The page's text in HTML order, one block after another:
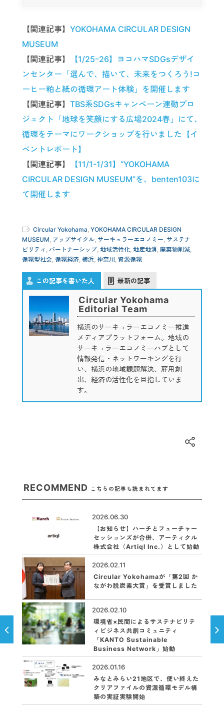
【関連記事】 YOKOHAMA CIRCULAR DESIGN
MUSEUM
【関連記事】
【1/25ｰ26】ヨコハマSDGsデザイ
ンセンター「選んで、描いて、未来をつくろう!コ
ーヒー粕と紙の循環アート体験」を開催します
【関連記事】 TBS系SDGsキャンペーン連動プロ
ジェクト「地球を笑顔にする広場2024春」にて、
循環をテーマにワークショップを行いました【イ
ベントレポート】
【関連記事】
【11/1-1/31】”YOKOHAMA
CIRCULAR DESIGN MUSEUM”を、benten103に
て開催します
Circular Yokohama, YOKOHAMA CIRCULAR DESIGN
MUSEUM, アップサイクル, サーキュラーエコノミー, サステナ
ビリティ , パートナーシップ, 地域活性化, 地産地消, 廃棄物削減,
循環型社会, 循環経済, 横浜, 神奈川, 資源循環
この記事を書いた人 最新の記事
Circular Yokohama
Editorial Team
横浜のサーキュラーエコノミー推進
メディアプラットフォーム。地域の
サーキュラーエコノミーハブとして
情報発信・ネットワーキングを行
い、横浜の地域課題解決、雇用創
出、経済の活性化を目指していま
す。
RECOMMEND こちらの記事も読まれてます
2026.06.30
【お知らせ】ハーチとフューチャー
セッションズが合併、アーティクル
株式会社（Artiql Inc.）として始動
2026.02.11
Circular Yokohamaが「第2回 か
ながわ脱炭素大賞」を受賞しました
2026.02.10
環境省×民間によるサステナビリテ
ィビジネス共創コミュニティ
「KANTO Sustainable
Business Network」始動
2026.01.16
みなとみらい21地区で、使い終えた
クリアファイルの資源循環モデル構
築の実証実験開始